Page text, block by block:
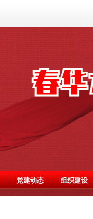
党建动态 组织建设